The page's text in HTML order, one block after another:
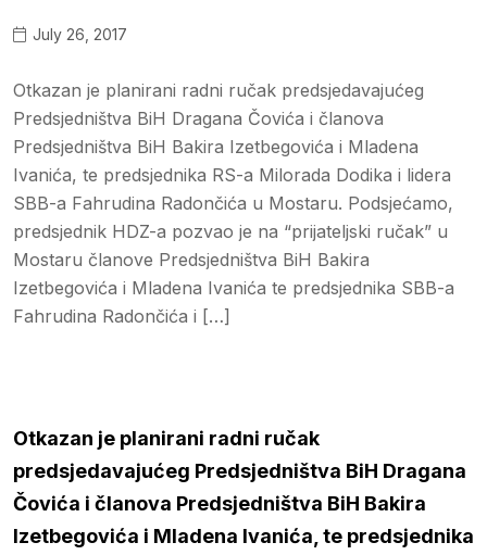
July 26, 2017
Otkazan je planirani radni ručak predsjedavajućeg
Predsjedništva BiH Dragana Čovića i članova
Predsjedništva BiH Bakira Izetbegovića i Mladena
Ivanića, te predsjednika RS-a Milorada Dodika i lidera
SBB-a Fahrudina Radončića u Mostaru. Podsjećamo,
predsjednik HDZ-a pozvao je na “prijateljski ručak” u
Mostaru članove Predsjedništva BiH Bakira
Izetbegovića i Mladena Ivanića te predsjednika SBB-a
Fahrudina Radončića i […]
Otkazan je planirani radni ručak
predsjedavajućeg Predsjedništva BiH Dragana
Čovića i članova Predsjedništva BiH Bakira
Izetbegovića i Mladena Ivanića, te predsjednika